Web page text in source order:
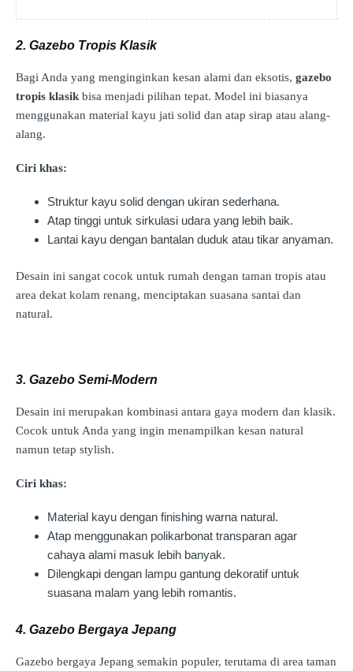
2. Gazebo Tropis Klasik
Bagi Anda yang menginginkan kesan alami dan eksotis, gazebo
tropis klasikbisa menjadi pilihan tepat. Model ini biasanya
menggunakan material kayu jati solid dan atap sirap atau alang-
alang.
Ciri khas:
Struktur kayu solid dengan ukiran sederhana.
Atap tinggi untuk sirkulasi udara yang lebih baik.
Lantai kayu dengan bantalan duduk atau tikar anyaman.
Desain ini sangat cocok untuk rumah dengan taman tropis atau
area dekat kolam renang, menciptakan suasana santai dan
natural.
3. Gazebo Semi-Modern
Desain ini merupakan kombinasi antara gaya modern dan klasik.
Cocok untuk Anda yang ingin menampilkan kesan natural
namun tetap stylish.
Ciri khas:
Material kayu dengan finishing warna natural.
Atap menggunakan polikarbonat transparan agar
cahaya alami masuk lebih banyak.
Dilengkapi dengan lampu gantung dekoratif untuk
suasana malam yang lebih romantis.
4. Gazebo Bergaya Jepang
Gazebo bergaya Jepang semakin populer, terutama di area taman